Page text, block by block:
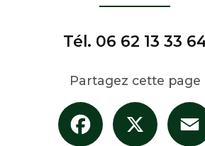
Tél. 06 62 13 33
Partagez cette page
Facebook